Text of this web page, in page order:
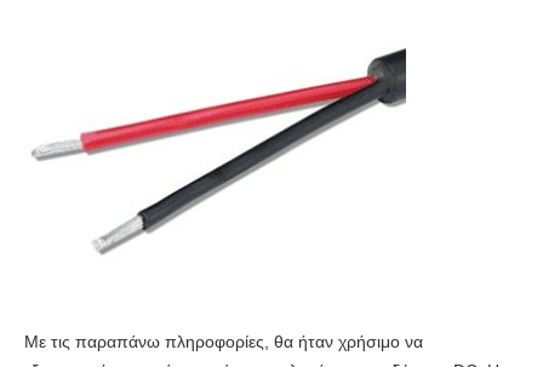
Με τις παραπάνω πληροφορίες, θα ήταν χρήσιμο να